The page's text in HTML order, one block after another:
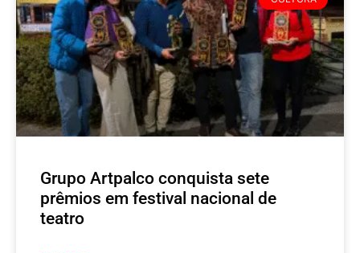
Grupo Artpalco conquista sete
prêmios em festival nacional de
teatro